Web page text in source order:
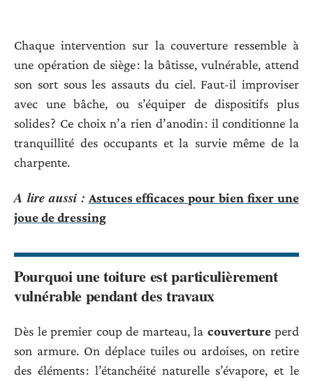
Chaque intervention sur la couverture ressemble à
une opération de siège : la bâtisse, vulnérable, attend
son sort sous les assauts du ciel. Faut-il improviser
avec une bâche, ou s’équiper de dispositifs plus
solides ? Ce choix n’a rien d’anodin : il conditionne la
tranquillité des occupants et la survie même de la
charpente.
A lire aussi : Astuces efficaces pour bien fixer une
joue de dressing
Pourquoi une toiture est particulièrement
vulnérable pendant des travaux
Dès le premier coup de marteau, la couvertureperd
son armure. On déplace tuiles ou ardoises, on retire
des éléments : l’étanchéité naturelle s’évapore, et le